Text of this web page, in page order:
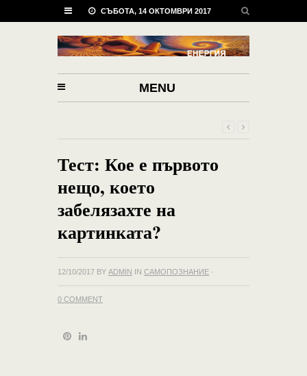
СЪБОТА, 14 ОКТОМВРИ 2017
MENU
Тест: Кое е първото
нещо, което
забелязахте на
картинката?
12/10/2017 BY ADMIN IN САМОПОЗНАНИЕ ·
0 COMMENT